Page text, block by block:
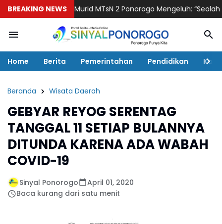
BREAKING NEWS
Wali Murid MTsN 2 Ponorogo Mengeluh: “Seolah Wajib,
Home Berita Pemerintahan Pendidikan
Beranda Wisata Daerah
GEBYAR REYOG SERENTAG
TANGGAL 11 SETIAP BULANNYA
DITUNDA KARENA ADA WABAH
COVID-19
Sinyal Ponorogo
April 01, 2020
Baca kurang dari satu menit